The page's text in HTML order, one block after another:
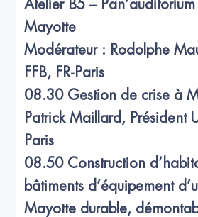
Atelier B5 –
Mayotte
Modérateur : Rodolphe
FFB, FR-Paris
08.30 Gestion de crise à
Patrick Maillard, Président
Paris
08.50 Construction
bâtiments d’équipement
Mayotte durable,